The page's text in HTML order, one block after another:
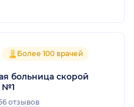
Более 100 врачей
больница скорой
№1
отзывов